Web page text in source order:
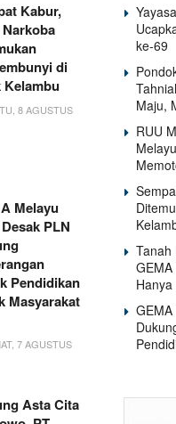
Kabur,
di
Kelambu
8 AGUSTUS
Melayu
PLN
Pendidikan
Masyarakat
7 AGUSTUS
Asta Cita
ke-69
Maju,
RUU
Tanah
Hanya